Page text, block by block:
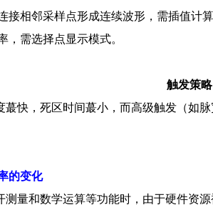
接相邻采样点形成连续波形，需插值计
，需选择点显示模式。
触发策略
蕞快，死区时间蕞小，而高级触发（如
的变化
测量和数学运算等功能时，由于硬件资